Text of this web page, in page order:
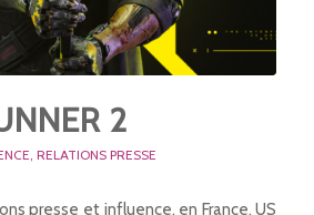
2
, RELATIONS PRESSE
presse et influence, en France, US